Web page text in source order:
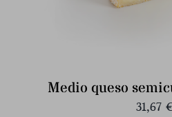
Medio queso
31,67